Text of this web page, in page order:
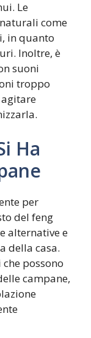
Le
come
in quanto
Inoltre, è
suoni
troppo
Ha
per
del feng
alternative e
della casa.
possono
campane,